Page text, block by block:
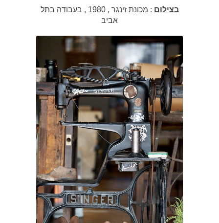
בצילום
: מכונת זינגר , 1980 , בעבודה בתל
אביב